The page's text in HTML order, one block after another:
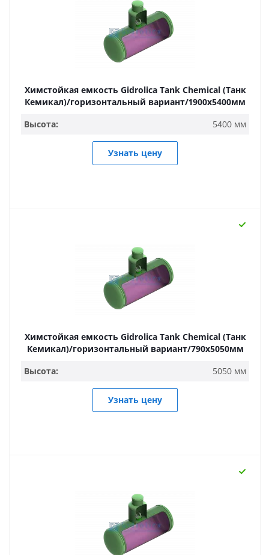
Химстойкая емкость Gidrolica Tank Chemical (Танк
Кемикал)/горизонтальный вариант/1900х5400мм
Высота:
5400 мм
Узнать цену
Химстойкая емкость Gidrolica Tank Chemical (Танк
Кемикал)/горизонтальный вариант/790х5050мм
Высота:
5050 мм
Узнать цену